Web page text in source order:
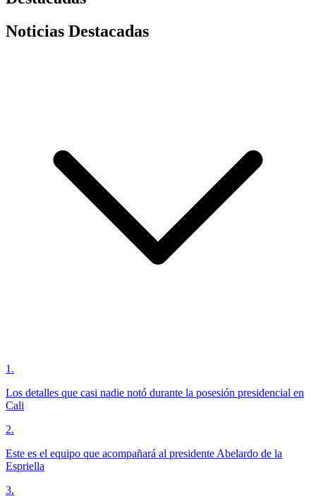
Noticias Destacadas
1 .
Los detalles que casi nadie notó durante la posesión presidencial en
Cali
2.
Este es el equipo que acompañará al presidente Abelardo de la
Espriella
3.